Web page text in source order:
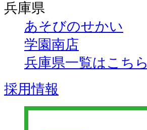
兵庫県
あそびのせかい
学園南店
兵庫県一覧はこちら
採用情報